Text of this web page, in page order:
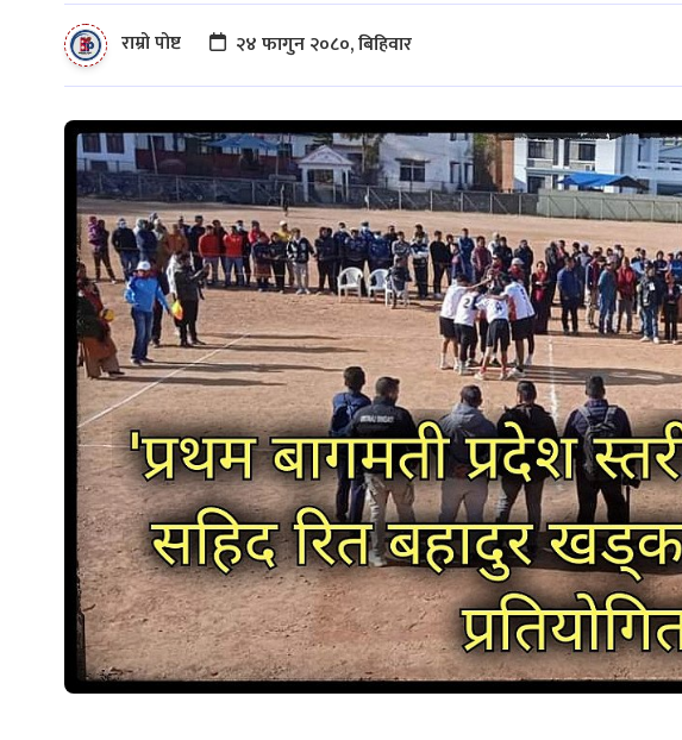
राम्रो पोष्ट २४ फागुन २०८०, बिहिवार